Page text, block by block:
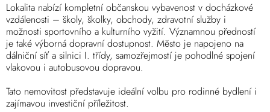
Lokalita nabízí kompletní občanskou vybavenost v docházkové
vzdálenosti – školy, školky, obchody, zdravotní služby i
možnosti sportovního a kulturního vyžití. Významnou předností
je také výborná dopravní dostupnost. Město je napojeno na
dálniční síť a silnici I. třídy, samozřejmostí je pohodlné spojení
vlakovou i autobusovou dopravou.
Tato nemovitost představuje ideální volbu pro rodinné bydlení i
zajímavou investiční příležitost.